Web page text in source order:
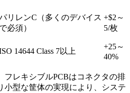
リレンC（多くのデバイス
で必須）
+$2～
5/枚
14644 Class 7以上
+25～
40%
フレキシブルPCBはコネクタの排
小型な筐体の実現により、システ